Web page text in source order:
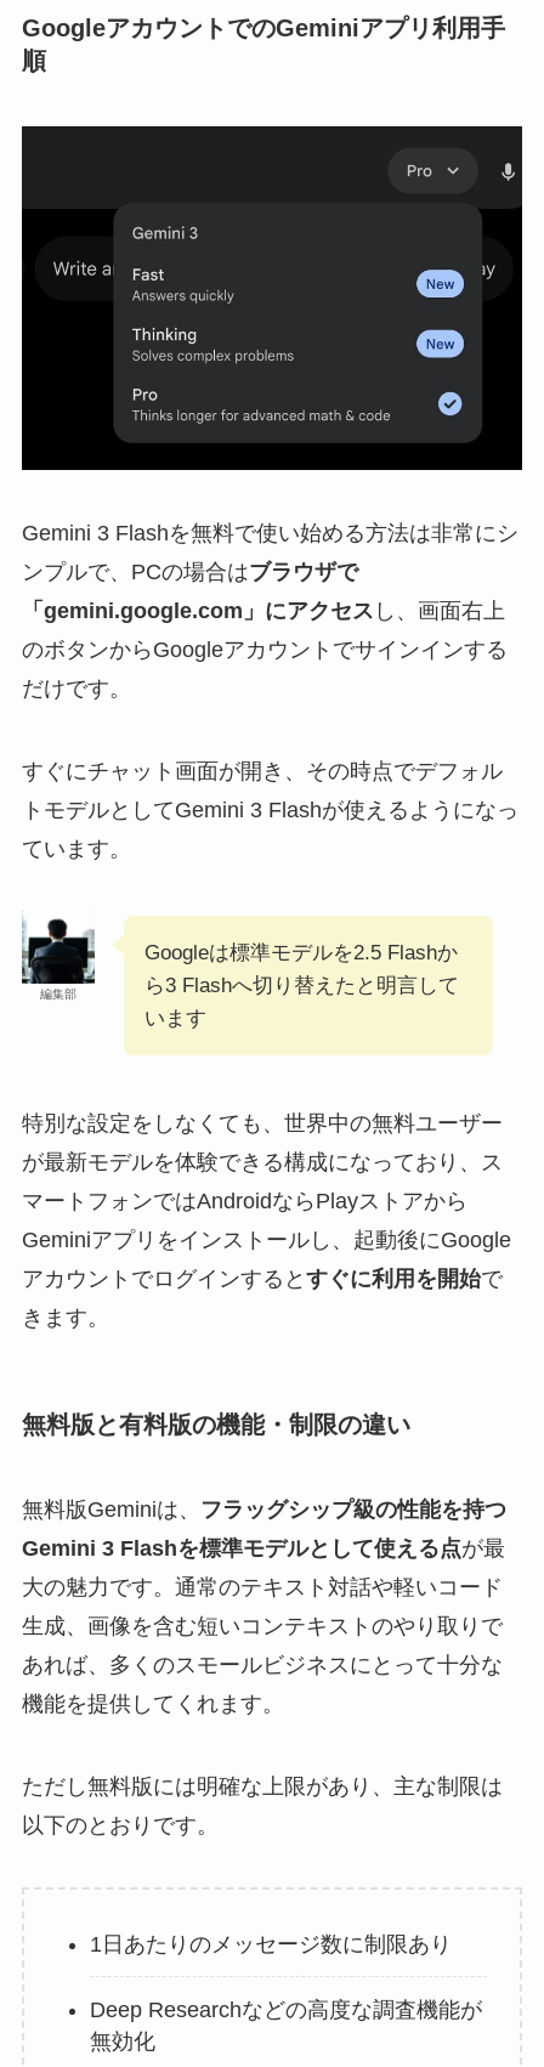
GoogleアカウントでのGeminiアプリ利用手
順
Gemini 3 Flashを無料で使い始める方法は非常にシ
ンプルで、PCの場合はブラウザで
「gemini.google.com」にアクセス し、画面右上
のボタンからGoogleアカウントでサインインする
だけです。
すぐにチャット画面が開き、その時点でデフォル
トモデルとしてGemini 3 Flashが使えるようになっ
ています。
編集部
Googleは標準モデルを2.5 Flashか
ら3 Flashへ切り替えたと明言して
います
特別な設定をしなくても、世界中の無料ユーザー
が最新モデルを体験できる構成になっており、ス
マートフォンではAndroidならPlayストアから
Geminiアプリをインストールし、起動後にGoogle
アカウントでログインすると すぐに利用を開始で
きます。
無料版と有料版の機能・制限の違い
無料版Geminiは、
フラッグシップ級の性能を持つ
Gemini 3 Flashを標準モデルとして使える点が最
大の魅力です。通常のテキスト対話や軽いコード
生成、画像を含む短いコンテキストのやり取りで
あれば、多くのスモールビジネスにとって十分な
機能を提供してくれます。
ただし無料版には明確な上限があり、主な制限は
以下のとおりです。
1日あたりのメッセージ数に制限あり
Deep Researchなどの高度な調査機能が
無効化